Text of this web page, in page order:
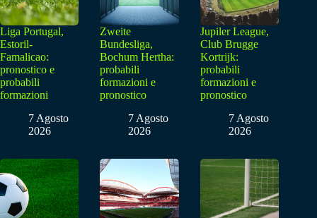
Liga Portugal,
Estoril-
Famalicao:
pronostico e
probabili
formazioni
7 Agosto
2026
Zweite
Bundesliga,
Bochum Hertha:
probabili
formazioni e
pronostico
7 Agosto
2026
Jupiler League,
Club Brugge
Kortrijk:
probabili
formazioni e
pronostico
7 Agosto
2026